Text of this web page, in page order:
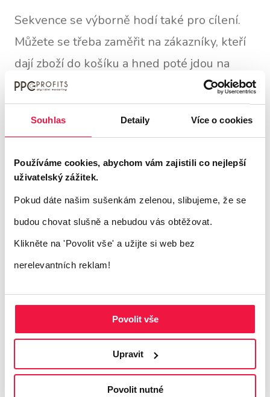
Souhlas Detaily Více o cookies
Používáme cookies, abychom vám zajistili co nejlepší
uživatelský zážitek.
Pokud dáte našim sušenkám zelenou, slibujeme, že se
budou chovat slušně a nebudou vás obtěžovat.
Klikněte na 'Povolit vše' a užijte si web bez
nerelevantních reklam!
Povolit vše
Upravit
Povolit nutné
Sekvence se výborně hodí také pro cílení.
Můžete se třeba zaměřit na zákazníky, kteří
dají zboží do košíku a hned poté jdou na
stránku s kupóny. Díky tomu, že o nich víte,
zacílíte na ně v rámci příští výprodejové
nebo slevové akce.
Vyloučení
Velmi důležitou funkcí Audience Builderu je
Excludeumožňující vyloučení určité skupiny
uživatelů z publika. Tradičně se používá
například pro zahrnutí těch, kteří pouze
rovnou nakupují. Ty první pak znovu oslovíte
prostřednictvím zpětné kampaně.
Krok 3: Určete dobu členství v